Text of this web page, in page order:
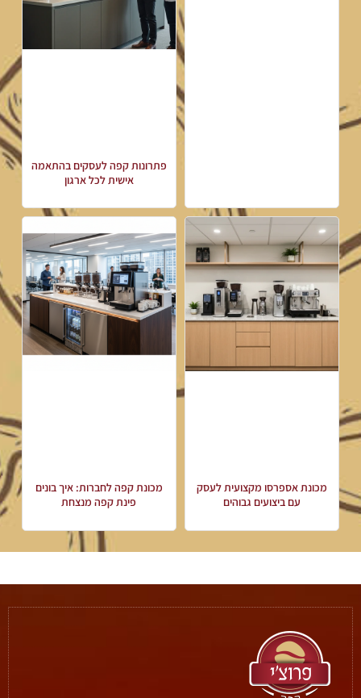
פתרונות קפה לעסקים בהתאמה
אישית לכל ארגון
מכונת אספרסו מקצועית לעסק
עם ביצועים גבוהים
מכונת קפה לחברות: איך בונים
פינת קפה מנצחת